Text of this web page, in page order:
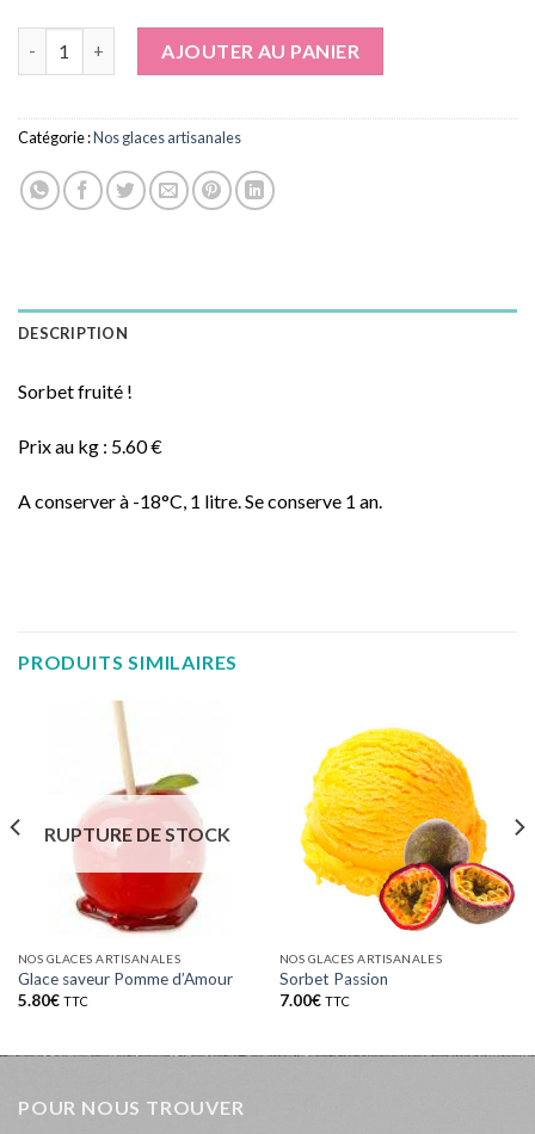
AJOUTER AU PANIER
Catégorie :Nos glaces artisanales
DESCRIPTION
Sorbet fruité !
Prix au kg : 5.60 €
A conserver à -18°C, 1 litre. Se conserve 1 an.
PRODUITS SIMILAIRES
RUPTURE DE STOCK
NOS GLACES ARTISANALES
Glace saveur Pomme d’Amour
5.80€ TTC
NOS GLACES ARTISANALES
Sorbet Passion
7.00€ TTC
POUR NOUS TROUVER